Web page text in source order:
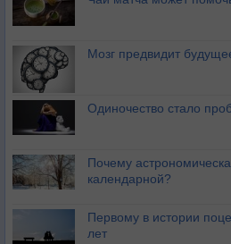
Мозг предвидит
Одиночество стало
Почему
календарной?
Первому в истории
лет